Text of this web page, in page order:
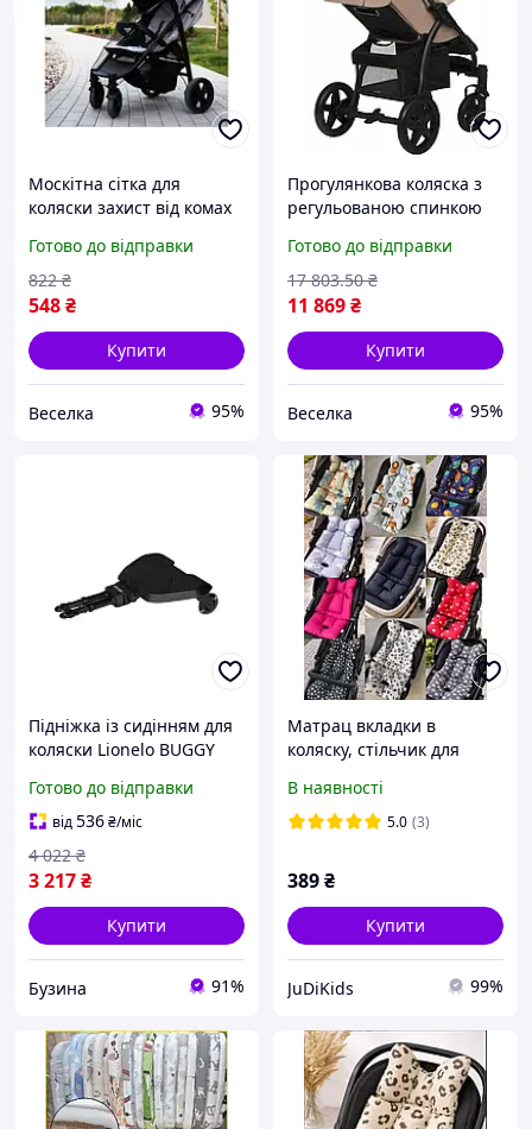
Москітна сітка для
коляски захист від комах
комфортних прогулянок із
дитиною FLAME
Готово до відправки
548₴
822 ₴
Купити
Веселка 95%
Прогулянкова коляска з
регульованою спинкою
захистом від негоди та
маневровими колесами
FLAME
Готово до відправки
11 869₴
17 803.50 ₴
Купити
Веселка 95%
Підніжка із сидінням для
коляски Lionelo BUGGY
buzyna
Готово до відправки
від536₴/міс
3 217₴
4 022 ₴
Купити
Бузина 91%
Матрац вкладки в
коляску, стільчик для
Універсальний для
прогулянки.
В наявності
5.0 (3)
389₴
Купити
JuDiKids 99%